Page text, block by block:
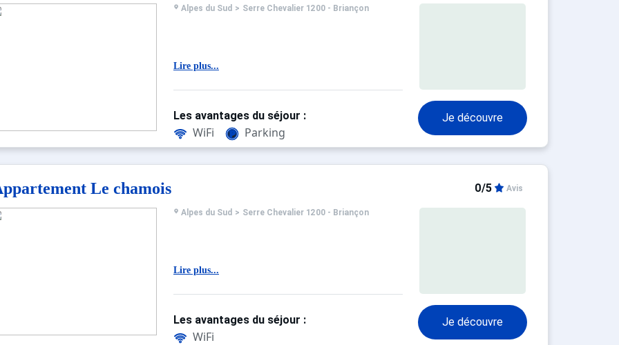
Alpes du Sud > Serre Chevalier 1200 - Briançon
Lire plus...
Je découvre
Les avantages du séjour :
WiFi Parking
Le chamois 0/5 Avis
Alpes du Sud > Serre Chevalier 1200 - Briançon
Lire plus...
Je découvre
Les avantages du séjour :
WiFi